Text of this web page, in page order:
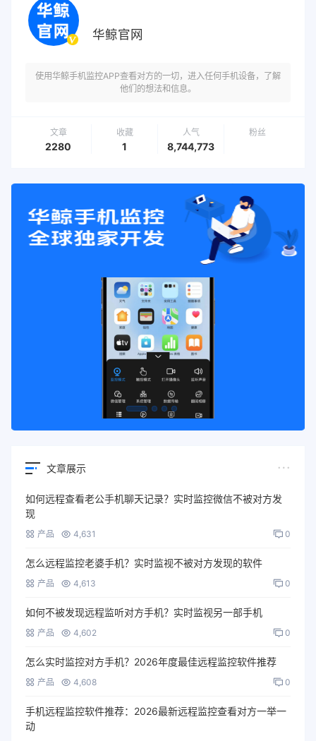
华鲸官网
使用华鲸手机监控APP查看对方的一切，进入任何手机设备，了解
他们的想法和信息。
文章
2280
收藏
1
人气
8,744,773
粉丝
文章展示
如何远程查看老公手机聊天记录？实时监控微信不被对方发
现
产品 4,631 0
怎么远程监控老婆手机？实时监视不被对方发现的软件
产品 4,613 0
如何不被发现远程监听对方手机？实时监视另一部手机
产品 4,602 0
怎么实时监控对方手机？2026年度最佳远程监控软件推荐
产品 4,608 0
手机远程监控软件推荐：2026最新远程监控查看对方一举一
动